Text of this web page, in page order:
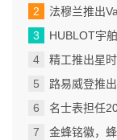
法穆兰推出
HUBLOT宇
精工推出星
路易威登推
名士表担任
金蜂铭徽，